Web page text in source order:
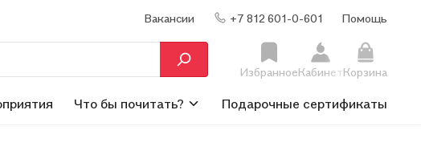
Вакансии +7 812 601-0-601 Помощь
ИзбранноеКабинетКорзина
Что бы почитать? Подарочные сертификаты